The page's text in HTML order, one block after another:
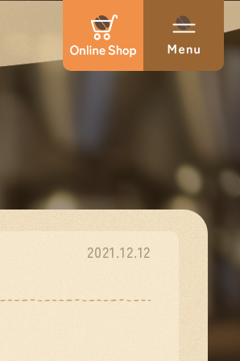
2021.12.12